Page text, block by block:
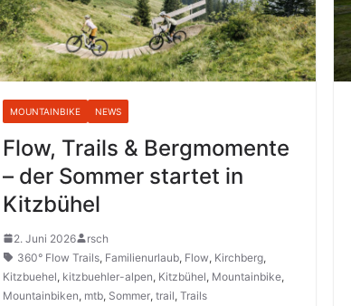
MOUNTAINBIKE NEWS
Flow, Trails & Bergmomente
– der Sommer startet in
Kitzbühel
2. Juni 2026
rsch
360° Flow Trails, Familienurlaub, Flow, Kirchberg,
Kitzbuehel, kitzbuehler-alpen, Kitzbühel, Mountainbike,
Mountainbiken, mtb, Sommer, trail, Trails